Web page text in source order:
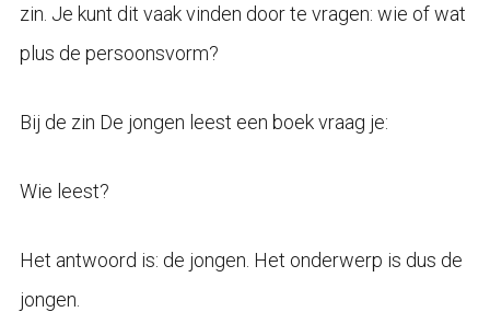
zin. Je kunt dit vaak vinden door te vragen: wie of wat
plus de persoonsvorm?
Bij de zin De jongen leest een boek vraag je:
Wie leest?
Het antwoord is: de jongen. Het onderwerp is dus de
jongen.